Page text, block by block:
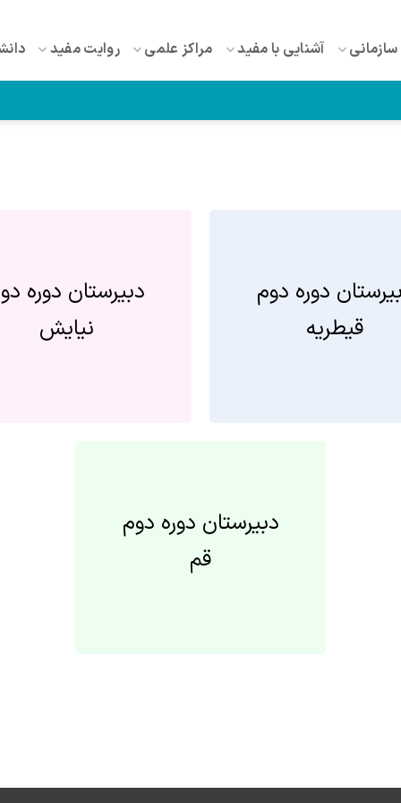
آشنایی با مفید مراکز علمی روایت مفید
دوره دوم
قیطریه
دبیرستان دوره
نیایش
دبیرستان دوره دوم
قم